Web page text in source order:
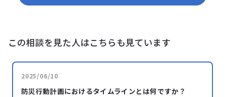
この相談を見た人はこちらも見ています
2025/06/10
防災行動計画におけるタイムラインとは何ですか？